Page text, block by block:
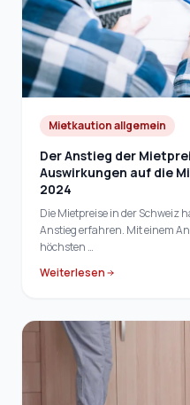
Mietkaution allgemein
Der Anstieg der
Auswirkungen auf die
2024
Die Mietpreise in der Schweiz
Anstieg erfahren. Mit einem
höchsten …
Weiterlesen